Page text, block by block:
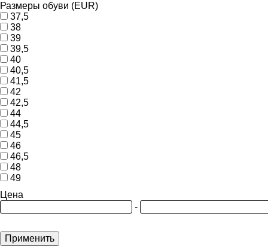
Размеры обуви (EUR)
37,5
38
39
39,5
40
40,5
41,5
42
42,5
44
44,5
45
46
46,5
48
49
Цена
-
Применить